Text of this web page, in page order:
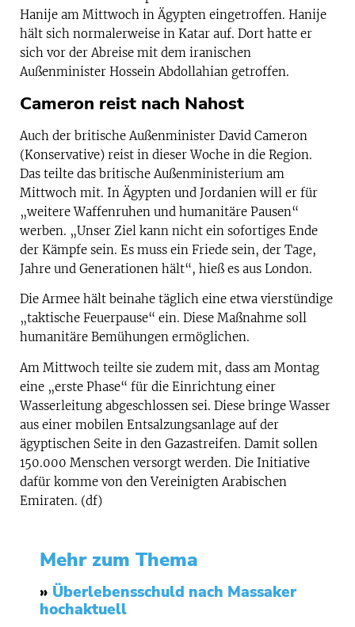
Hanije am Mittwoch in Ägypten eingetroffen. Hanije
hält sich normalerweise in Katar auf. Dort hatte er
sich vor der Abreise mit dem iranischen
Außenminister Hossein Abdollahian getroffen.
Cameron reist nach Nahost
Auch der britische Außenminister David Cameron
(Konservative) reist in dieser Woche in die Region.
Das teilte das britische Außenministerium am
Mittwoch mit. In Ägypten und Jordanien will er für
„weitere Waffenruhen und humanitäre Pausen“
werben. „Unser Ziel kann nicht ein sofortiges Ende
der Kämpfe sein. Es muss ein Friede sein, der Tage,
Jahre und Generationen hält“, hieß es aus London.
Die Armee hält beinahe täglich eine etwa vierstündige
„taktische Feuerpause“ ein. Diese Maßnahme soll
humanitäre Bemühungen ermöglichen.
Am Mittwoch teilte sie zudem mit, dass am Montag
eine „erste Phase“ für die Einrichtung einer
Wasserleitung abgeschlossen sei. Diese bringe Wasser
aus einer mobilen Entsalzungsanlage auf der
ägyptischen Seite in den Gazastreifen. Damit sollen
150.000 Menschen versorgt werden. Die Initiative
dafür komme von den Vereinigten Arabischen
Emiraten. (df)
Mehr zum Thema
» Überlebensschuld nach Massaker
hochaktuell